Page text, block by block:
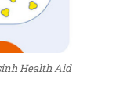
Health Aid